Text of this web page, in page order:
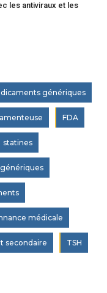
les antiviraux et les
génériques
FDA
statines
génériques
médicale
secondaire TSH